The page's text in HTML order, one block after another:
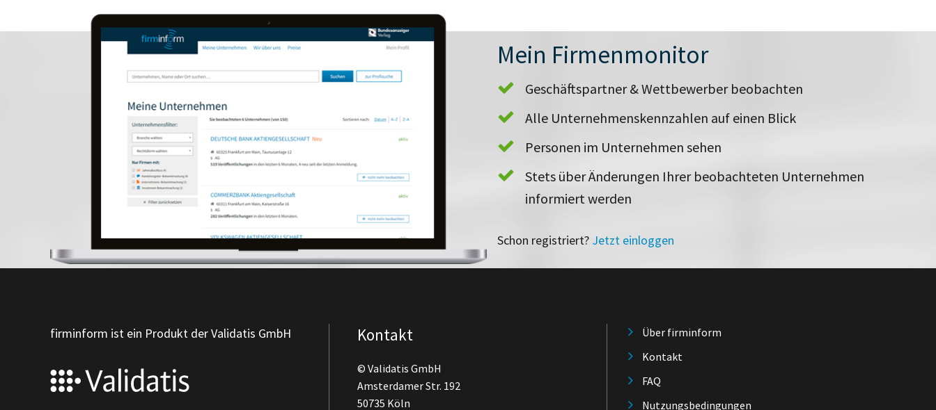
Mein Firmenmonitor
Geschäftspartner & Wettbewerber beobachten
Alle Unternehmenskennzahlen auf einen Blick
Personen im Unternehmen sehen
Stets über Änderungen Ihrer beobachteten Unternehmen
informiert werden
Schon registriert? Jetzt einloggen
firminform ist ein Produkt der Validatis GmbH Kontakt
© Validatis GmbH
Amsterdamer Str. 192
50735 Köln
Über firminform
Kontakt
FAQ
Nutzungsbedingungen